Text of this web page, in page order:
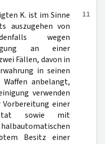
11
K. ist im Sinne
auszugehen von
wegen
an einer
Fällen, davon in
in seinen
anbelangt,
verwenden
einer
sowie mit
Besitz einer